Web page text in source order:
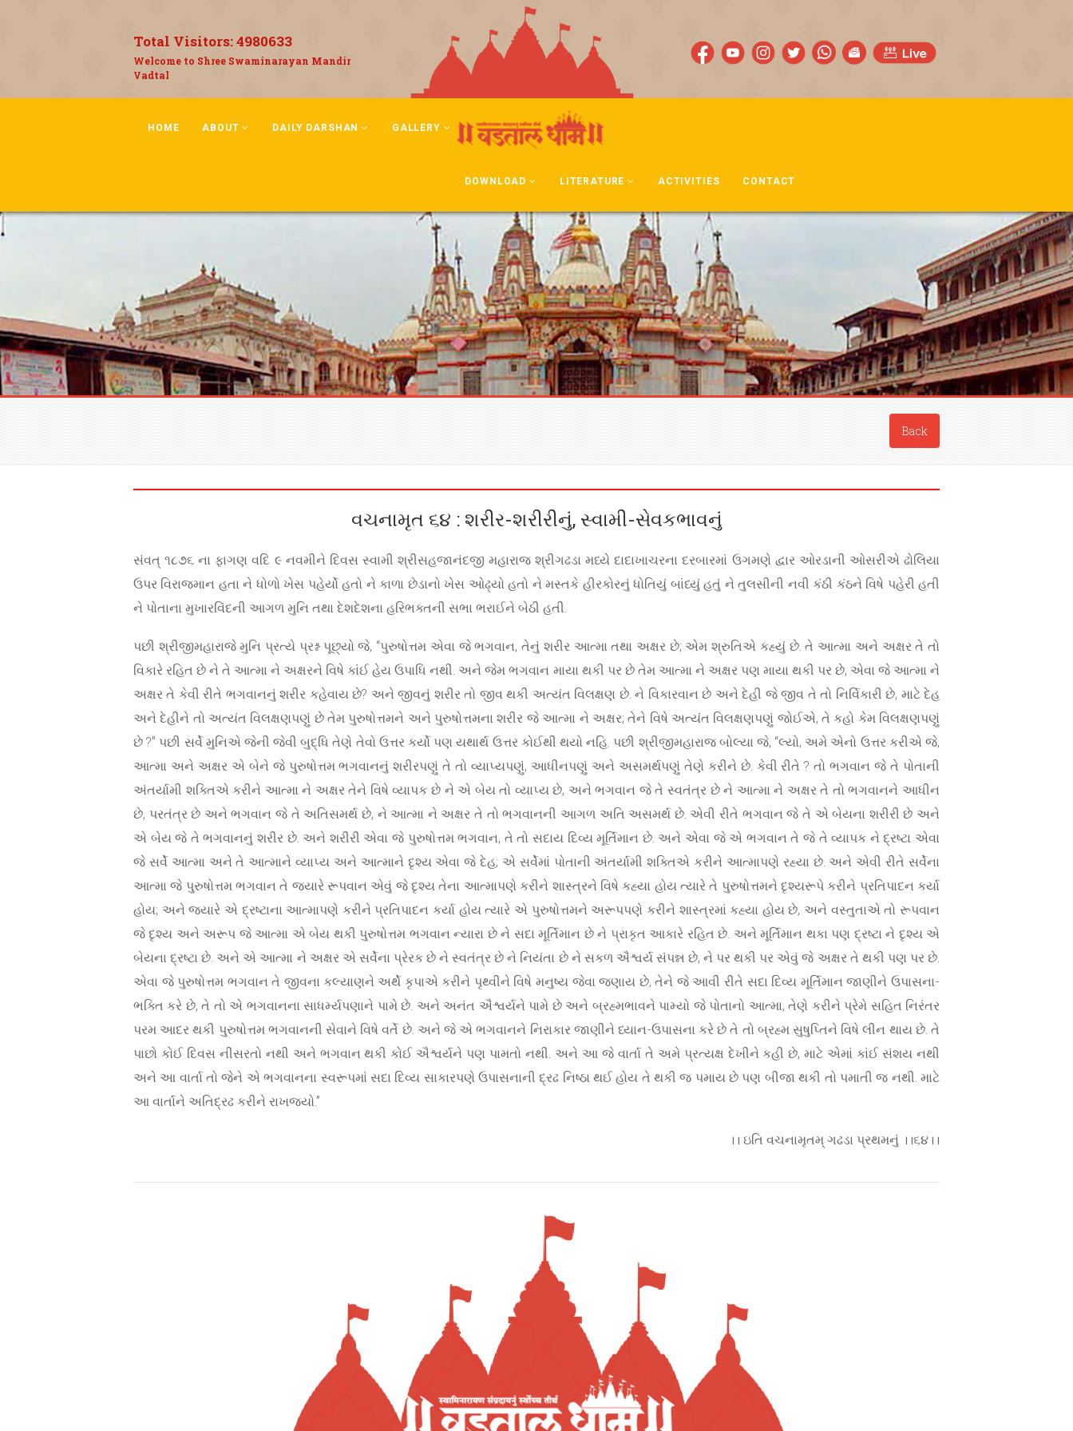
Total Visitors:4980633
Welcome to Shree Swaminarayan Mandir
Vadtal
HOME ABOUT DAILY DARSHAN GALLERY
DOWNLOAD LITERATURE ACTIVITIES CONTACT
Back
વચનામૃત ૬૪ : શરીર-શરીરીનું, સ્વામી-સેવકભાવનું
સંવત્ ૧૮૭૬ ના ફાગણ વદિ ૯ નવમીને દિવસ સ્વામી શ્રીસહજાનંદજી મહારાજ શ્રીગઢડા મધ્યે દાદાખાચરના દરબારમાં ઉગમણે દ્વાર ઓરડાની ઓસરીએ ઢોલિયા
ઉપર વિરાજમાન હતા ને ધોળો ખેસ પહેર્યો હતો ને કાળા છેડાનો ખેસ ઓઢ્યો હતો ને મસ્તકે હીરકોરનું ધોતિયું બાંધ્યું હતું ને તુલસીની નવી કંઠી કંઠને વિષે પહેરી હતી
ને પોતાના મુખારવિંદની આગળ મુનિ તથા દેશદેશના હરિભક્તની સભા ભરાઈને બેઠી હતી.
પછી શ્રીજીમહારાજે મુનિ પ્રત્યે પ્રશ્ન પૂછ્યો જે, “પુરુષોત્તમ એવા જે ભગવાન, તેનું શરીર આત્મા તથા અક્ષર છે; એમ શ્રુતિએ કહ્યું છે. તે આત્મા અને અક્ષર તે તો
વિકારે રહિત છે ને તે આત્મા ને અક્ષરને વિષે કાંઈ હેય ઉપાધિ નથી. અને જેમ ભગવાન માયા થકી પર છે તેમ આત્મા ને અક્ષર પણ માયા થકી પર છે, એવા જે આત્મા ને
અક્ષર તે કેવી રીતે ભગવાનનું શરીર કહેવાય છે? અને જીવનું શરીર તો જીવ થકી અત્યંત વિલક્ષણ છે. ને વિકારવાન છે અને દેહી જે જીવ તે તો નિર્વિકારી છે, માટે દેહ
અને દેહીને તો અત્યંત વિલક્ષણપણું છે તેમ પુરુષોત્તમને અને પુરુષોત્તમના શરીર જે આત્મા ને અક્ષર; તેને વિષે અત્યંત વિલક્ષણપણું જોઈએ, તે કહો કેમ વિલક્ષણપણું
છે ?” પછી સર્વે મુનિએ જેની જેવી બુદ્ધિ તેણે તેવો ઉત્તર કર્યો પણ યથાર્થ ઉત્તર કોઈથી થયો નહિ. પછી શ્રીજીમહારાજ બોલ્યા જે, “લ્યો, અમે એનો ઉત્તર કરીએ જે,
આત્મા અને અક્ષર એ બેને જે પુરુષોત્તમ ભગવાનનું શરીરપણું તે તો વ્યાપ્યપણું, આધીનપણું અને અસમર્થપણું તેણે કરીને છે. કેવી રીતે ? તો ભગવાન જે તે પોતાની
અંતર્યામી શક્તિએ કરીને આત્મા ને અક્ષર તેને વિષે વ્યાપક છે ને એ બેય તો વ્યાપ્ય છે, અને ભગવાન જે તે સ્વતંત્ર છે ને આત્મા ને અક્ષર તે તો ભગવાનને આધીન
છે, પરતંત્ર છે અને ભગવાન જે તે અતિસમર્થ છે, ને આત્મા ને અક્ષર તે તો ભગવાનની આગળ અતિ અસમર્થ છે. એવી રીતે ભગવાન જે તે એ બેયના શરીરી છે અને
એ બેય જે તે ભગવાનનું શરીર છે. અને શરીરી એવા જે પુરુષોત્તમ ભગવાન, તે તો સદાય દિવ્ય મૂર્તિમાન છે. અને એવા જે એ ભગવાન તે જે તે વ્યાપક ને દ્રષ્ટા એવા
જે સર્વે આત્મા અને તે આત્માને વ્યાપ્ય અને આત્માને દૃશ્ય એવા જે દેહ; એ સર્વેમાં પોતાની અંતર્યામી શક્તિએ કરીને આત્માપણે રહ્યા છે. અને એવી રીતે સર્વેના
આત્મા જે પુરુષોત્તમ ભગવાન તે જ્યારે રૂપવાન એવું જે દૃશ્ય તેના આત્માપણે કરીને શાસ્ત્રને વિષે કહ્યા હોય ત્યારે તે પુરુષોત્તમને દૃશ્યરૂપે કરીને પ્રતિપાદન કર્યા
હોય; અને જ્યારે એ દ્રષ્ટાના આત્માપણે કરીને પ્રતિપાદન કર્યા હોય ત્યારે એ પુરુષોત્તમને અરૂપપણે કરીને શાસ્ત્રમાં કહ્યા હોય છે, અને વસ્તુતાએ તો રૂપવાન
જે દૃશ્ય અને અરૂપ જે આત્મા એ બેય થકી પુરુષોત્તમ ભગવાન ન્યારા છે ને સદા મૂર્તિમાન છે ને પ્રાકૃત આકારે રહિત છે. અને મૂર્તિમાન થકા પણ દ્રષ્ટા ને દૃશ્ય એ
બેયના દ્રષ્ટા છે. અને એ આત્મા ને અક્ષર એ સર્વેના પ્રેરક છે ને સ્વતંત્ર છે ને નિયંતા છે ને સકળ ઐશ્વર્ય સંપન્ન છે, ને પર થકી પર એવું જે અક્ષર તે થકી પણ પર છે.
એવા જે પુરુષોત્તમ ભગવાન તે જીવના કલ્યાણને અર્થે કૃપાએ કરીને પૃથ્વીને વિષે મનુષ્ય જેવા જણાય છે, તેને જે આવી રીતે સદા દિવ્ય મૂર્તિમાન જાણીને ઉપાસના-
ભક્તિ કરે છે, તે તો એ ભગવાનના સાધર્મ્યપણાને પામે છે. અને અનંત ઐશ્વર્યને પામે છે અને બ્રહ્મભાવને પામ્યો જે પોતાનો આત્મા, તેણે કરીને પ્રેમે સહિત નિરંતર
પરમ આદર થકી પુરુષોત્તમ ભગવાનની સેવાને વિષે વર્તે છે. અને જે એ ભગવાનને નિરાકાર જાણીને ધ્યાન-ઉપાસના કરે છે તે તો બ્રહ્મ સુષુપ્તિને વિષે લીન થાય છે. તે
પાછો કોઈ દિવસ નીસરતો નથી અને ભગવાન થકી કોઈ ઐશ્વર્યને પણ પામતો નથી. અને આ જે વાર્તા તે અમે પ્રત્યક્ષ દેખીને કહી છે, માટે એમાં કાંઈ સંશય નથી
અને આ વાર્તા તો જેને એ ભગવાનના સ્વરૂપમાં સદા દિવ્ય સાકારપણે ઉપાસનાની દ્રઢ નિષ્ઠા થઈ હોય તે થકી જ પમાય છે પણ બીજા થકી તો પમાતી જ નથી. માટે
આ વાર્તાને અતિદ્રઢ કરીને રાખજ્યો.”
।। ઇતિ વચનામૃતમ્ ગઢડા પ્રથમનું ।।૬૪।।